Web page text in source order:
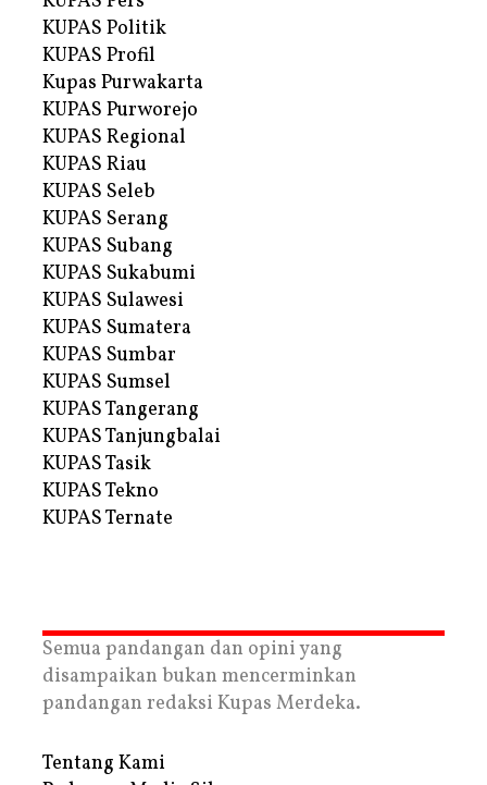
KUPAS Politik
KUPAS Profil
Kupas Purwakarta
KUPAS Purworejo
KUPAS Regional
KUPAS Riau
KUPAS Seleb
KUPAS Serang
KUPAS Subang
KUPAS Sukabumi
KUPAS Sulawesi
KUPAS Sumatera
KUPAS Sumbar
KUPAS Sumsel
KUPAS Tangerang
KUPAS Tanjungbalai
KUPAS Tasik
KUPAS Tekno
KUPAS Ternate
Semua pandangan dan opini yang
disampaikan bukan mencerminkan
pandangan redaksi Kupas Merdeka.
Tentang Kami